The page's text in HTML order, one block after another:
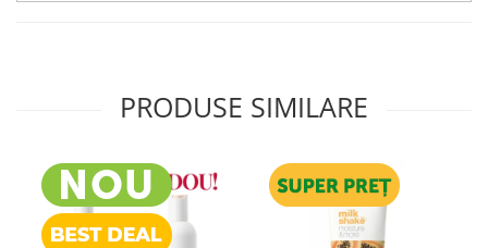
PRODUSE SIMILARE